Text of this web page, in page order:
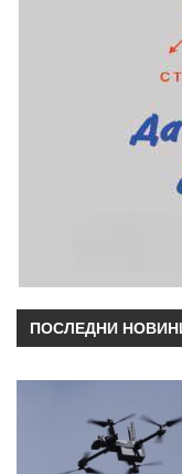
ПОСЛЕДНИ